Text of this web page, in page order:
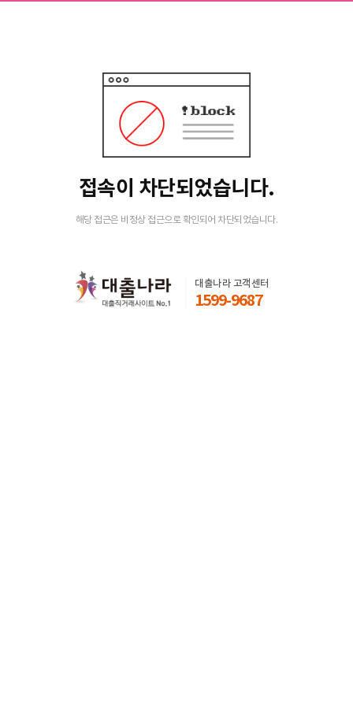
접속이 차단되었습니다.
해당 접근은 비정상 접근으로 확인되어 차단되었습니다.
대출나라 고객센터
1599-9687